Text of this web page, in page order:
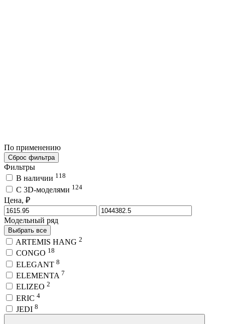
По применению
Сброс фильтра
Фильтры
В наличии 118
C 3D-моделями 124
Цена, ₽
Модельный ряд
Выбрать все
ARTEMIS HANG 2
CONGO 18
ELEGANT 8
ELEMENTA 7
ELIZEO 2
ERIC 4
JEDI 8